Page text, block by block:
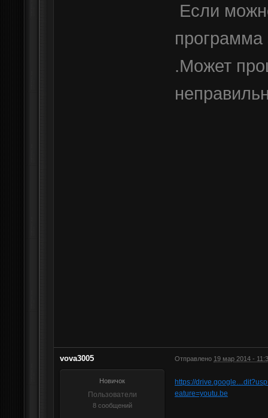
Если
.Может
vova3005 Отправлено 19 мар 2014 -
Новичок
Пользователи
8 сообщений
https://
eature=youtu.be